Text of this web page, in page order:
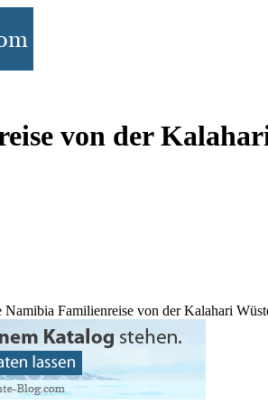
von der
Namibia Familienreise von der Kalahari